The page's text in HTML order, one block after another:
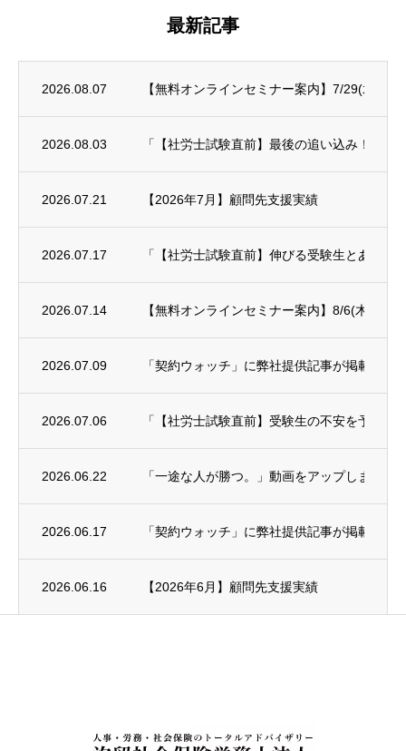
最新記事
2026.08.07 【無料オンラインセミナー案内】7/29(水)～
2026.08.03 「【社労士試験直前】最後の追い込み！科
2026.07.21 【2026年7月】顧問先支援実績
2026.07.17 「【社労士試験直前】伸びる受験生とあと
2026.07.14 【無料オンラインセミナー案内】8/6(木)年
2026.07.09 「契約ウォッチ」に弊社提供記事が掲載され
2026.07.06 「【社労士試験直前】受験生の不安を予備
2026.06.22 「一途な人が勝つ。」動画をアップしました
2026.06.17 「契約ウォッチ」に弊社提供記事が掲載され
2026.06.16 【2026年6月】顧問先支援実績